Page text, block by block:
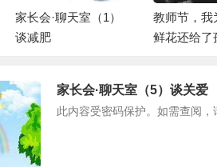
家长会·聊天室（1）
谈减肥
教师节，我
鲜花还给了
家长会·聊天室（5）谈关爱
此内容受密码保护。如需查阅，